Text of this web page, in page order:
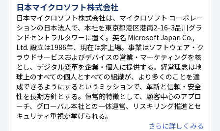
日本マイクロソフト株式会社
日本マイクロソフト株式会社は、マイクロソフト コーポレー
ションの日本法人で、本社を東京都港区港南2-16-3品川グラ
ンドセントラルタワーに置く。英名 Microsoft Japan Co.,
Ltd. 設立は1986年、現在は非上場。事業はソフトウェア・ク
ラウドサービスおよびデバイスの営業・マーケティングを核
とし、デジタル変革を企業・個人に提供する。経営理念は地
球上のすべての個人とすべての組織が、より多くのことを達
成できるようにするというミッションで、革新と信頼・安全
性を長期方針とする。恒常的特徴として、顧客中心のアプロ
ーチ、グローバル本社との一体運営、リスキリング推進とセ
キュリティ重視が挙げられる。
さらに詳しくみる